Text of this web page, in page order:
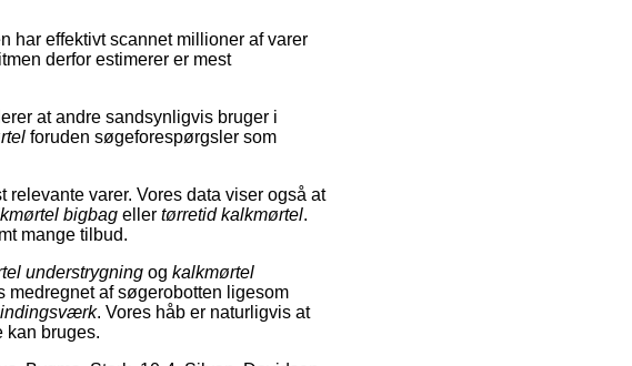
har effektivt scannet millioner af varer
derfor estimerer er mest
at andre sandsynligvis bruger i
foruden søgeforespørgsler som
varer. Vores data viser også at
bigbag eller tørretid kalkmørtel.
mange tilbud.
understrygning og kalkmørtel
medregnet af søgerobotten ligesom
. Vores håb er naturligvis at
kan bruges.